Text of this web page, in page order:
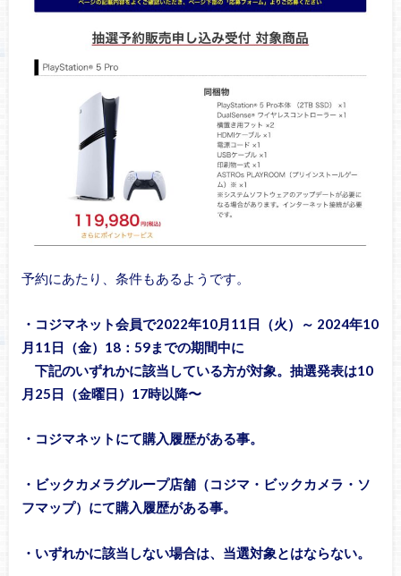
予約にあたり、条件もあるようです。
・コジマネット会員で2022年10月11日（火）～ 2024年10
月11日（金）18：59までの期間中に
下記のいずれかに該当している方が対象。抽選発表は10
月25日（金曜日）17時以降〜
・コジマネットにて購入履歴がある事。
・ビックカメラグループ店舗（コジマ・ビックカメラ・ソ
フマップ）にて購入履歴がある事。
・いずれかに該当しない場合は、当選対象とはならない。